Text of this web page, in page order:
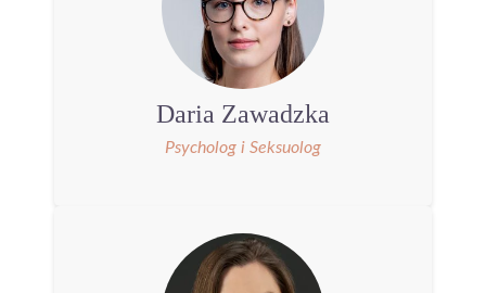
Daria Zawadzka
Psycholog i Seksuolog